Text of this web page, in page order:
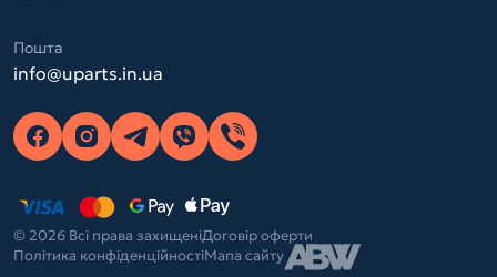
Пошта
info@uparts.in.ua
© 2026 Всі права захищеніДоговір оферти
Політика конфіденційностіМапа сайту